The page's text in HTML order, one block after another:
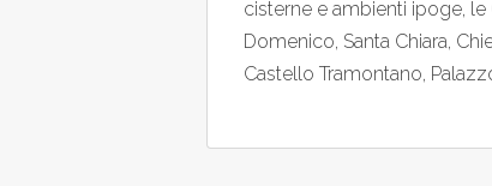
cisterne e ambienti ipoge, le
Domenico, Santa Chiara,
Castello Tramontano,